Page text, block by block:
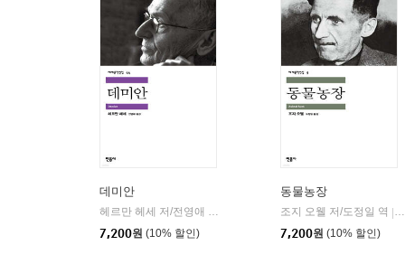
데미안
헤르만 헤세 저/전영애 역
7,200원 (10% 할인)
동물농장
조지 오웰 저/도정일 역
7,200원 (10% 할인)